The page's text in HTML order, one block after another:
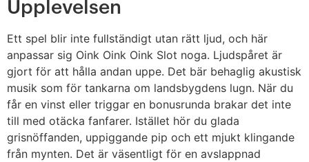
Upplevelsen
Ett spel blir inte fullständigt utan rätt ljud, och här
anpassar sig Oink Oink Oink Slot noga. Ljudspåret är
gjort för att hålla andan uppe. Det bär behaglig akustisk
musik som för tankarna om landsbygdens lugn. När du
får en vinst eller triggar en bonusrunda brakar det inte
till med otäcka fanfarer. Istället hör du glada
grisnöffanden, uppiggande pip och ett mjukt klingande
från mynten. Det är väsentligt för en avslappnad